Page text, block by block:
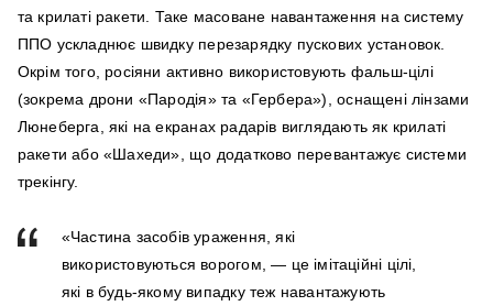
та крилаті ракети. Таке масоване навантаження на систему
ППО ускладнює швидку перезарядку пускових установок.
Окрім того, росіяни активно використовують фальш-цілі
(зокрема дрони «Пародія» та «Гербера»), оснащені лінзами
Люнеберга, які на екранах радарів виглядають як крилаті
ракети або «Шахеди», що додатково перевантажує системи
трекінгу.
«Частина засобів ураження, які
використовуються ворогом, — це імітаційні цілі,
які в будь-якому випадку теж навантажують